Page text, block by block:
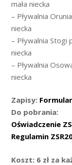
mała niecka
– Pływalnia
niecka
– Pływalnia
niecka
– Pływalnia
niecka
Zapisy:
Do pobrania:
Oświadczenie
Regulamin
Koszt: 6 zł za